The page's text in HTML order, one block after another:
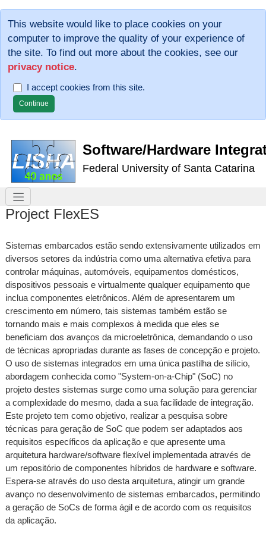
This website would like to place cookies on your
computer to improve the quality of your experience of
the site. To find out more about the cookies, see our
privacy notice.
I accept cookies from this site.
Software/Hardware
Federal University of Santa Catarina
Project FlexES
Sistemas embarcados estão sendo extensivamente utilizados em
diversos setores da indústria como uma alternativa efetiva para
controlar máquinas, automóveis, equipamentos domésticos,
dispositivos pessoais e virtualmente qualquer equipamento que
inclua componentes eletrônicos. Além de apresentarem um
crescimento em número, tais sistemas também estão se
tornando mais e mais complexos à medida que eles se
beneficiam dos avanços da microeletrônica, demandando o uso
de técnicas apropriadas durante as fases de concepção e projeto.
O uso de sistemas integrados em uma única pastilha de silício,
abordagem conhecida como "System-on-a-Chip" (SoC) no
projeto destes sistemas surge como uma solução para gerenciar
a complexidade do mesmo, dada a sua facilidade de integração.
Este projeto tem como objetivo, realizar a pesquisa sobre
técnicas para geração de SoC que podem ser adaptados aos
requisitos específicos da aplicação e que apresente uma
arquitetura hardware/software flexível implementada através de
um repositório de componentes híbridos de hardware e software.
Espera-se através do uso desta arquitetura, atingir um grande
avanço no desenvolvimento de sistemas embarcados, permitindo
a geração de SoCs de forma ágil e de acordo com os requisitos
da aplicação.